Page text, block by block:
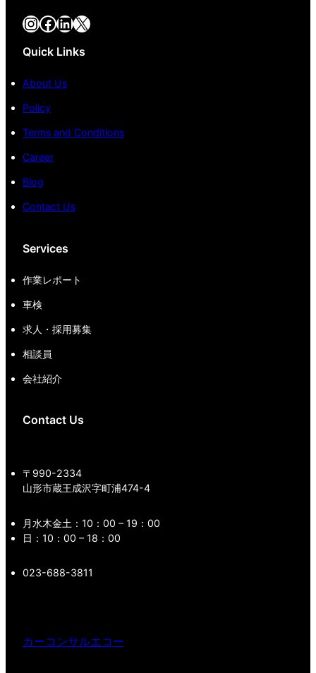
InstagramFacebook LinkedIn X
Quick Links
About Us
Policy
Terms and Conditions
Career
Blog
Contact Us
Services
作業レポート
車検
求人・採用募集
相談員
会社紹介
Contact Us
〒990-2334
山形市蔵王成沢字町浦474-4
月水木金土：10：00 – 19：00
日：10：00 – 18：00
023-688-3811
カーコンサルエコー